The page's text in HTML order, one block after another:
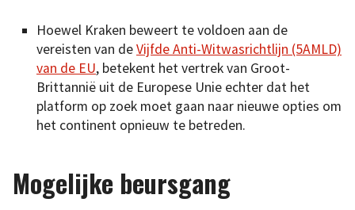
Hoewel Kraken beweert te voldoen aan de
vereisten van deVijfde Anti-Witwasrichtlijn (5AMLD)
van de EU, betekent het vertrek van Groot-
Brittannië uit de Europese Unie echter dat het
platform op zoek moet gaan naar nieuwe opties om
het continent opnieuw te betreden.
Mogelijke beursgang